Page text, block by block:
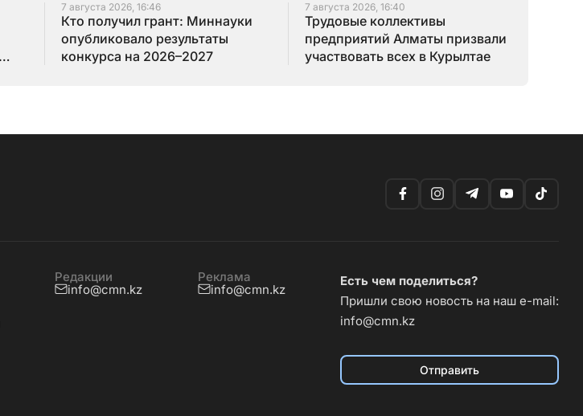
7 августа 2026, 16:46
Кто получил грант: Миннауки
опубликовало результаты
конкурса на 2026–2027
7 августа 2026, 16:40
Трудовые коллективы
предприятий Алматы призвали
участвовать всех в Курылтае
Редакции
info@cmn.kz
Реклама
info@cmn.kz
Есть чем поделиться?
Пришли свою новость на наш e-mail:
info@cmn.kz
Отправить